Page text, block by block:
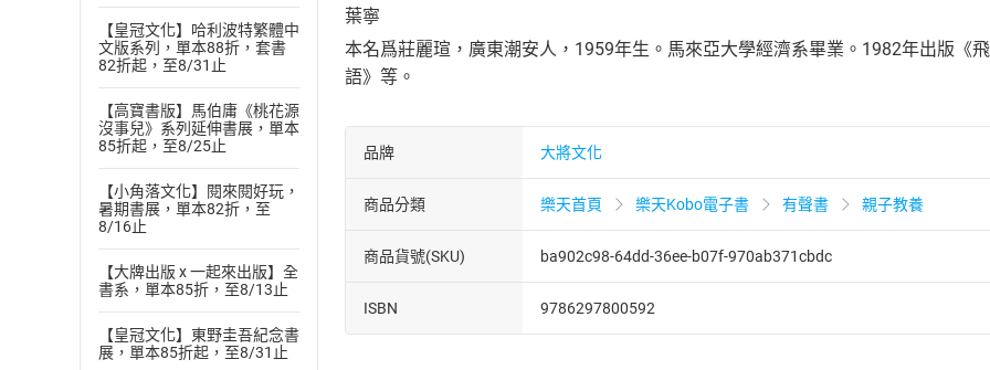
【皇冠文化】哈利波特繁體中
文版系列，單本88折，套書
82折起，至8/31止
【高寶書版】馬伯庸《桃花源
沒事兒》系列延伸書展，單本
85折起，至8/25止
【小角落文化】閱來閱好玩，
暑期書展，單本82折，至
8/16止
【大牌出版 x 一起來出版】全
書系，單本85折，至8/13止
【皇冠文化】東野圭吾紀念書
展，單本85折起，至8/31止
葉寧
本名爲莊麗瑄，廣東潮安人，1959年生。馬來亞大學經濟系畢業。1982年出版《
語》等。
品牌 大將文化
商品分類 樂天首頁 樂天Kobo電子書 有聲書 親子教養
商品貨號(SKU) ba902c98-64dd-36ee-b07f-970ab371cbdc
ISBN 9786297800592